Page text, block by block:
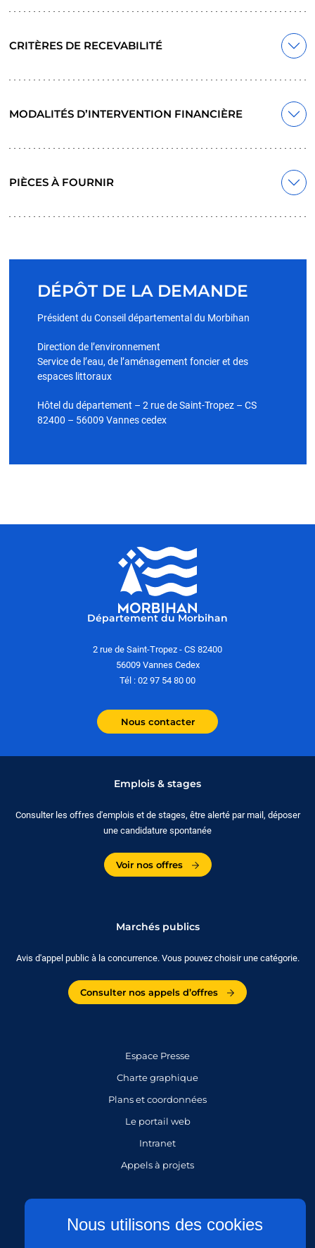
CRITÈRES DE RECEVABILITÉ
MODALITÉS D’INTERVENTION FINANCIÈRE
PIÈCES À FOURNIR
DÉPÔT DE LA DEMANDE
Président du Conseil départemental du Morbihan
Direction de l’environnement
Service de l’eau, de l’aménagement foncier et des
espaces littoraux
Hôtel du département – 2 rue de Saint-Tropez – CS
82400 – 56009 Vannes cedex
Département du Morbihan
2 rue de Saint-Tropez - CS 82400
56009 Vannes Cedex
Tél : 02 97 54 80 00
Nous contacter
Emplois & stages
Consulter les offres d'emplois et de stages, être alerté par mail, déposer
une candidature spontanée
Voir nos offres
Marchés publics
Avis d'appel public à la concurrence. Vous pouvez choisir une catégorie.
Consulter nos appels d’offres
Espace Presse
Charte graphique
Plans et coordonnées
Le portail web
Intranet
Appels à projets
Nous utilisons des cookies